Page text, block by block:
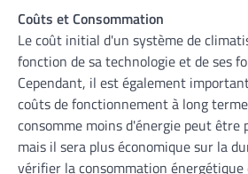
Coûts et Consommation
Le coût initial d'un système de
fonction de sa technologie et de ses
Cependant, il est également
coûts de fonctionnement à long
consomme moins d'énergie peut être
mais il sera plus économique sur la
vérifier la consommation